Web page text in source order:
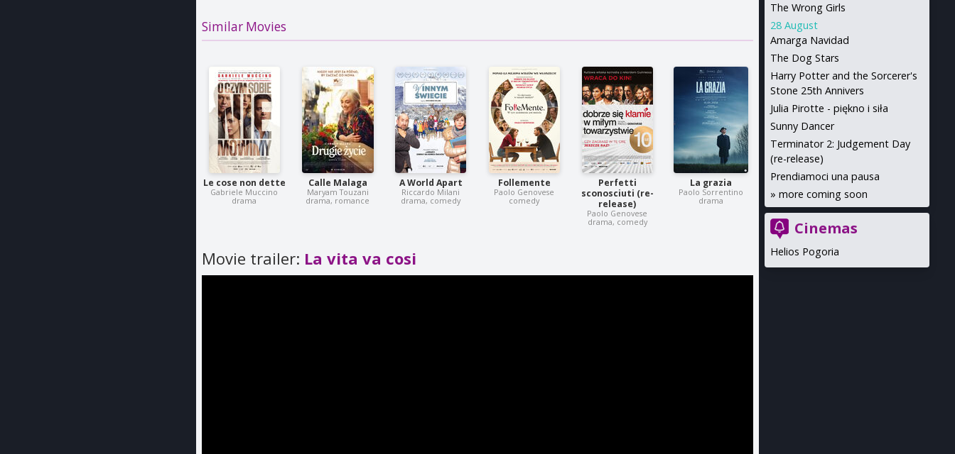
Similar Movies
Le cose non dette
Gabriele Muccino
drama
Calle Malaga
Maryam Touzani
drama, romance
A World Apart
Riccardo Milani
drama, comedy
Follemente
Paolo Genovese
comedy
Perfetti
sconosciuti (re-
release)
Paolo Genovese
drama, comedy
La grazia
Paolo Sorrentino
drama
Movie trailer: La vita va cosi
The Wrong Girls
28 August
Amarga Navidad
The Dog Stars
Harry Potter and the Sorcerer's
Stone 25th Annivers
Julia Pirotte - piękno i siła
Sunny Dancer
Terminator 2: Judgement Day
(re-release)
Prendiamoci una pausa
» more coming soon
Cinemas
Helios Pogoria